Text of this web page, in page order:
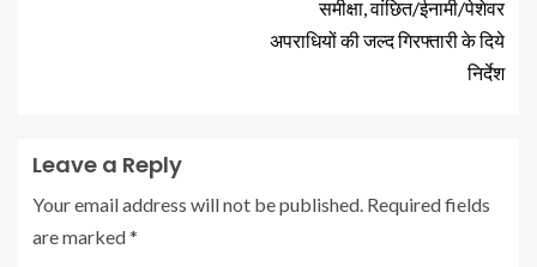
समीक्षा, वांछित/ईनामी/पेशेवर
अपराधियों की जल्द गिरफ्तारी के दिये
निर्देश
Leave a Reply
Your email address will not be published. Required fields
are marked*